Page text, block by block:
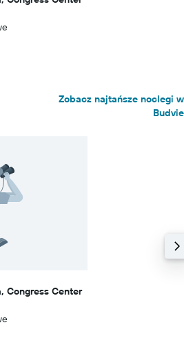
Zobacz najtańsze noclegi w
Budvie
Congress Center